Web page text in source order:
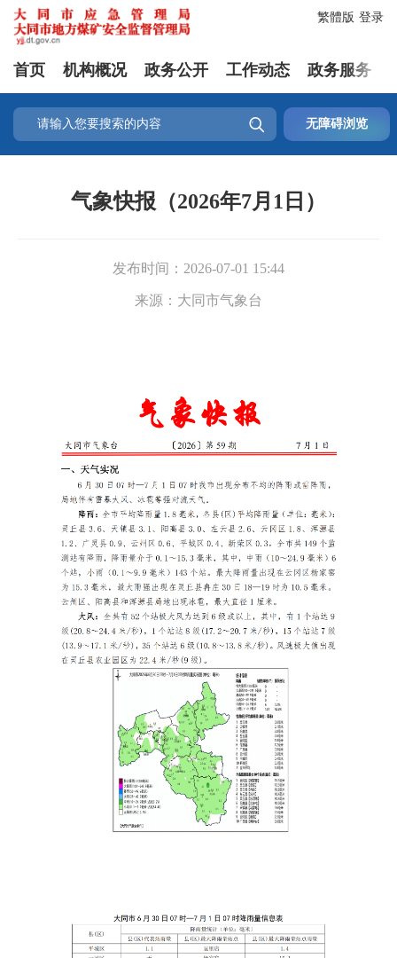
登录
繁體版
首页 机构概况 政务公开 工作动态 政务服务
 无障碍浏览
气象快报（2026年7月1日）
发布时间： 2026-07-01 15:44
来源： 大同市气象台